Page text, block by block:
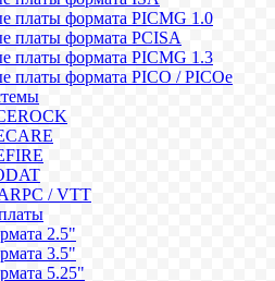
платы формата PICMG 1.0
платы формата PCISA
платы формата PICMG 1.3
платы формата PICO / PICOe
/ VTT
2.5"
3.5"
5.25"